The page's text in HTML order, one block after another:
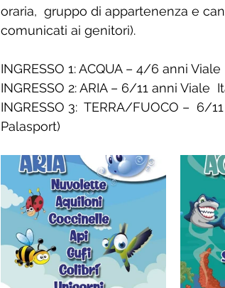
oraria,  gruppo di appartenenza e
comunicati ai genitori).
INGRESSO 1: ACQUA – 4/6 anni
INGRESSO 2: ARIA – 6/11 anni
INGRESSO 3:  TERRA/FUOCO –  6/
Palasport)